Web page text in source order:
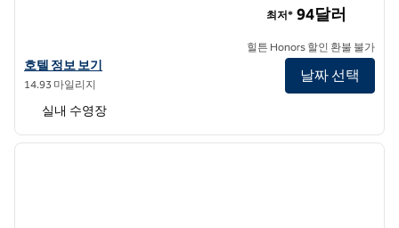
힐튼 가든 인 애틀랜타 이스트/스톤크레스트의 호텔 정보 보기
호텔 정보 보기
14.93 마일리지
최저* 94달러
힐튼 Honors 할인 환불 불가
날짜 선택
실내 수영장
1/12
다음